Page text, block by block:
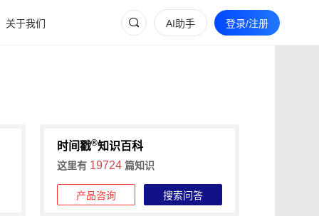
关于我们 AI助手 登录/注册
时间戳®知识百科
这里有 19724 篇知识
产品咨询 搜索问答